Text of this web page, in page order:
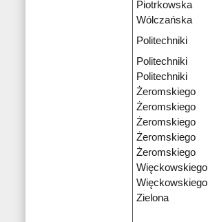
Piotrkowska
Wólczańska
Politechniki
Politechniki
Politechniki
Żeromskiego
Żeromskiego
Żeromskiego
Żeromskiego
Żeromskiego
Więckowskiego
Więckowskiego
Zielona